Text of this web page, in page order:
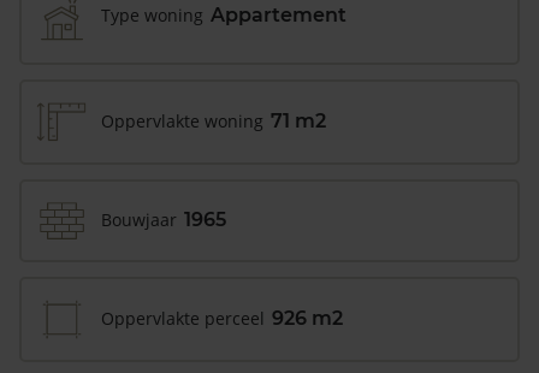
Type woning Appartement
Oppervlakte woning 71 m2
Bouwjaar 1965
Oppervlakte perceel 926 m2